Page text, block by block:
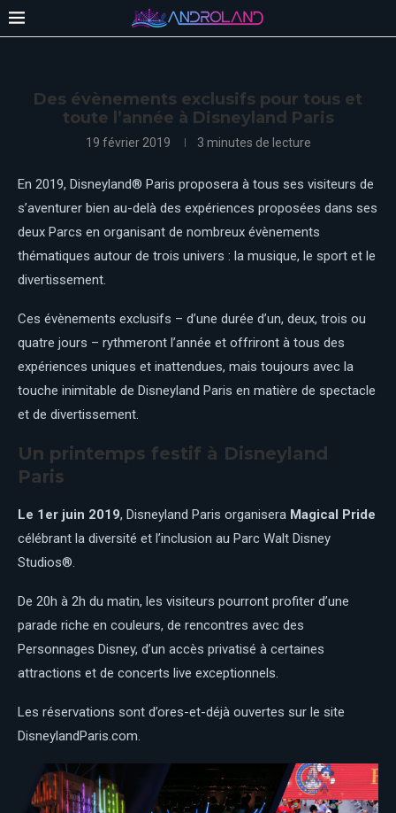
Des évènements exclusifs pour tous et
toute l’année à Disneyland Paris
19 février 2019 3 minutes de lecture
En 2019, Disneyland® Paris proposera à tous ses visiteurs de
s’aventurer bien au-delà des expériences proposées dans ses
deux Parcs en organisant de nombreux évènements
thématiques autour de trois univers : la musique, le sport et le
divertissement.
Ces évènements exclusifs – d’une durée d’un, deux, trois ou
quatre jours – rythmeront l’année et offriront à tous des
expériences uniques et inattendues, mais toujours avec la
touche inimitable de Disneyland Paris en matière de spectacle
et de divertissement.
Un printemps festif à Disneyland
Paris
Le 1er juin 2019, Disneyland Paris organisera Magical Pride
célébrant la diversité et l’inclusion au Parc Walt Disney
Studios®.
De 20h à 2h du matin, les visiteurs pourront profiter d’une
parade riche en couleurs, de rencontres avec des
Personnages Disney, d’un accès privatisé à certaines
attractions et de concerts live exceptionnels.
Les réservations sont d’ores-et-déjà ouvertes sur le site
DisneylandParis.com.